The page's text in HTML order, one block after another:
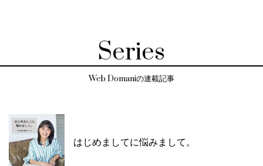
Series
Web Domaniの連載記事
はじめましてに悩みまして。